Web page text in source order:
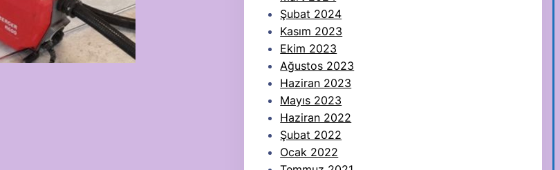
Şubat 2024
Kasım 2023
Ekim 2023
Ağustos 2023
Haziran 2023
Mayıs 2023
Haziran 2022
Şubat 2022
Ocak 2022